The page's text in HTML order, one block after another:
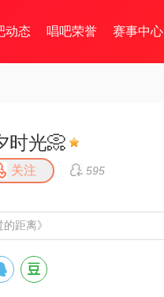
动态 唱吧荣誉 赛事中心
时光📀
关注 595
距离》